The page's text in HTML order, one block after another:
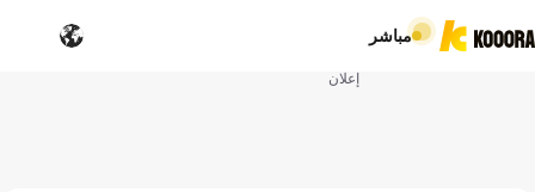
مباشر
إعلان